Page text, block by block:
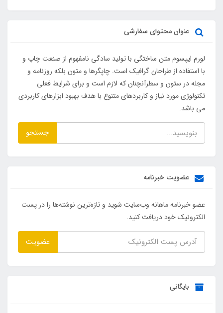
عنوان محتوای سفارشی
لورم ایپسوم متن ساختگی با تولید سادگی نامفهوم از صنعت چاپ و
با استفاده از طراحان گرافیک است. چاپگرها و متون بلکه روزنامه و
مجله در ستون و سطرآنچنان که لازم است و برای شرایط فعلی
تکنولوژی مورد نیاز و کاربردهای متنوع با هدف بهبود ابزارهای کاربردی
می باشد.
جستجو
عضویت خبرنامه
عضو خبرنامه ماهانه وب‌سایت شوید و تازه‌ترین نوشته‌ها را در پست
الکترونیک خود دریافت کنید.
عضویت
بایگانی